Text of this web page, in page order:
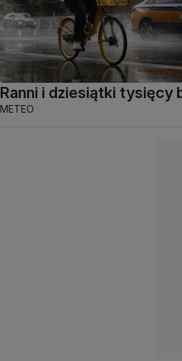
Ranni i dziesiątki tysięcy
METEO